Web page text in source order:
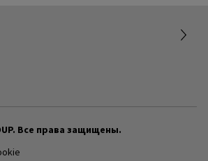
Все права защищены.